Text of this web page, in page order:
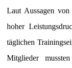
Laut Aussagen
hoher
täglichen
Mitglieder